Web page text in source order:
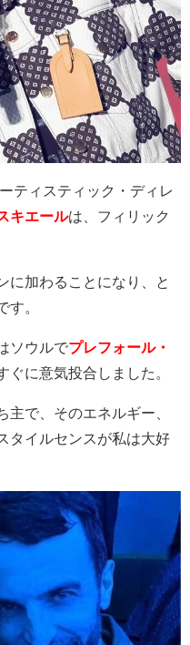
ティスティック・ディレ
キエールは、フィリック
に加わることになり、と
す。
ソウルでプレフォール・
ぐに意気投合しました。
で、そのエネルギー、
タイルセンスが私は大好